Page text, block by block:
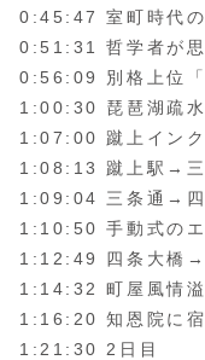
0:45:47 室町時代の
0:51:31 哲学者が思
0:56:09 別格上位「
1:00:30 琵琶湖疏水
1:07:00 蹴上インク
1:08:13 蹴上駅→三
1:09:04 三条通→四
1:10:50 手動式のエ
1:12:49 四条大橋→
1:14:32 町屋風情溢
1:16:20 知恩院に宿
1:21:30 2日目